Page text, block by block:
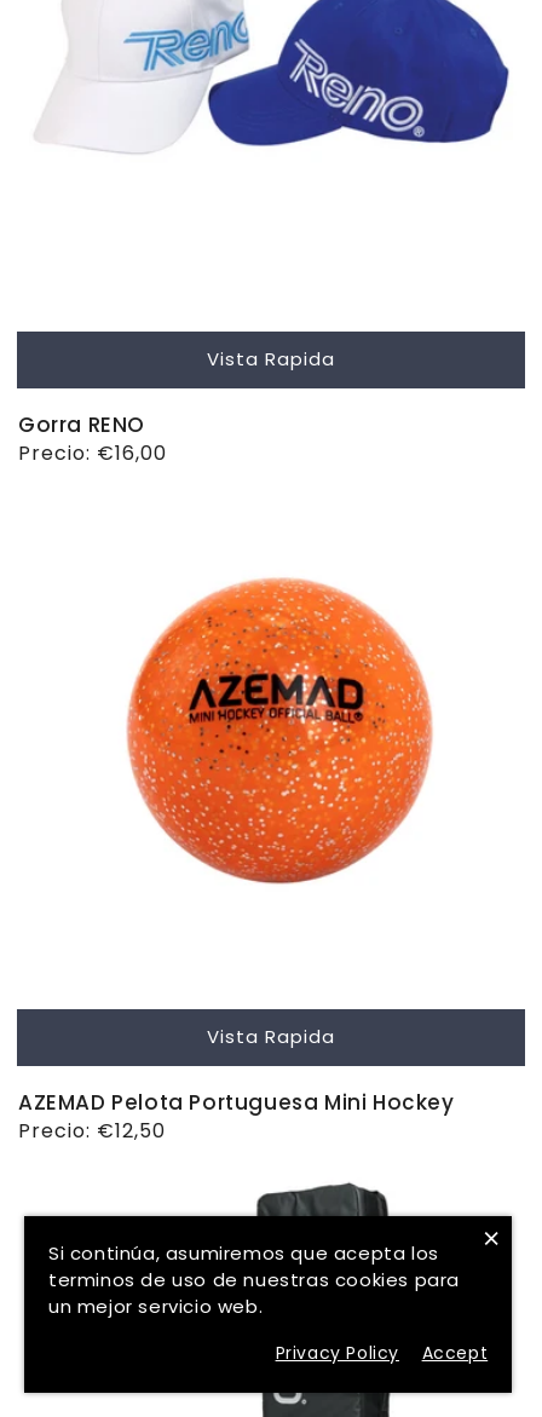
Vista Rapida
Gorra RENO
Precio
Precio: €16,00
Vista Rapida
AZEMAD Pelota Portuguesa Mini Hockey
Precio
Precio: €12,50
×
Si continúa, asumiremos que acepta los
terminos de uso de nuestras cookies para
un mejor servicio web.
Privacy Policy Accept